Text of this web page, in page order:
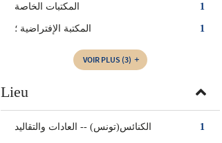
1 المكتبات الخاصة‏
1 المكتبة الإفتراضية‏ ؛
VOIR PLUS (3)
Lieu
1 الكنائس(تونس) -- ‏العادات والتقاليد